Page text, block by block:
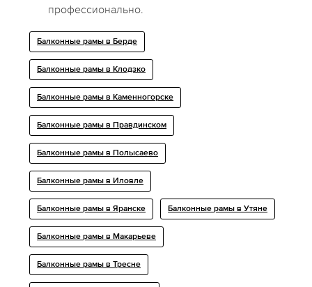
профессионально.
Балконные рамы в Берде
Балконные рамы в Клодзко
Балконные рамы в Каменногорске
Балконные рамы в Правдинском
Балконные рамы в Полысаево
Балконные рамы в Иловле
Балконные рамы в Яранске Балконные рамы в Утяне
Балконные рамы в Макарьеве
Балконные рамы в Тресне